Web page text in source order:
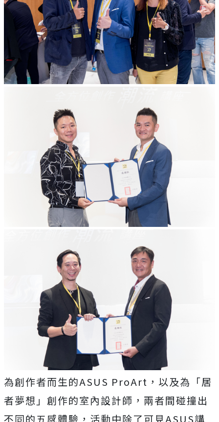
為創作者而生的ASUS ProArt，以及為「居
者夢想」創作的室內設計師，兩者間碰撞出
不同的五感體驗，活動中除了可見ASUS講